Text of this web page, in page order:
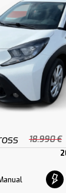
18.990 €